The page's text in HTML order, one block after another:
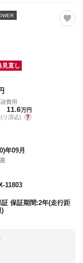
見直し
諸費用
11.6万円
(リ済込)
年09月
11803
証 保証期間:2年(走行距
)